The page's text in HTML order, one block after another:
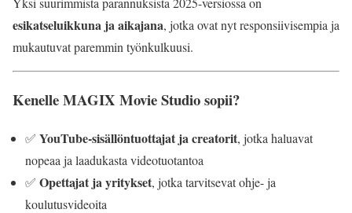
esikatseluikkuna ja aikajana, jotka ovat nyt responsiivisempia ja
mukautuvat paremmin työnkulkuusi.
Kenelle MAGIX Movie Studio sopii?
✅ YouTube-sisällöntuottajat ja creatorit, jotka haluavat
nopeaa ja laadukasta videotuotantoa
✅ Opettajat ja yritykset, jotka tarvitsevat ohje- ja
koulutusvideoita